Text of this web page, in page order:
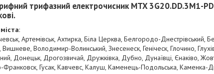
трифазний електрочисникMTX 3G20.DD.3M1-
:
Артемівськ, Ахтирка, Біла Церква, Белгородо-Днестрівський,
Володимир-Волинський, Знесенеск, Геніческ, Глочино,
Донецьк, Дрогозвичай, Дружківка, Дубно, Дунаївці, Єнаківо,
Гусак, Кавчевс, Калуш, Каменець-Подольська, Каменка-